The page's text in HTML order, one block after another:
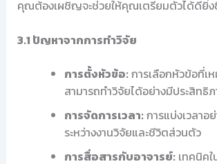
คุณต้องเผชิญจะช่วยให้คุณเตรียมตัวได้ดียิ่
3.1 ปัญหาจากการทำวิจัย
การตั้งหัวข้อ: การเลือกหัวข้อที่เ
สามารถทำวิจัยได้อย่างมีประสิทธิ
การจัดการเวลา: การแบ่งเวลาอ
ระหว่างงานวิจัยและชีวิตส่วนตัว
การสื่อสารกับอาจารย์: เทคนิค